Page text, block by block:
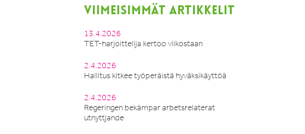
VIIMEISIMMÄT ARTIKKELIT
13.4.2026
TET-harjoittelija kertoo viikostaan
2.4.2026
Hallitus kitkee työperäistä hyväksikäyttöä
2.4.2026
Regeringen bekämpar arbetsrelaterat
utnyttjande